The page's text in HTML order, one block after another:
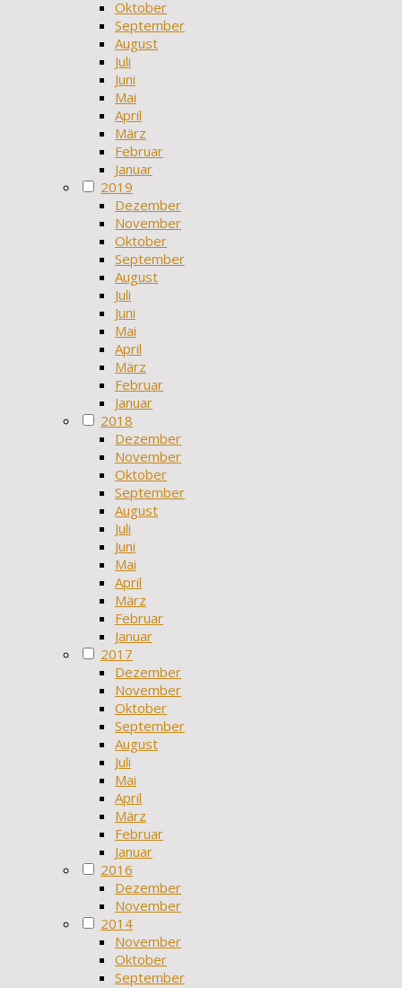
Oktober
September
August
Juli
Juni
Mai
April
März
Februar
Januar
2019
Dezember
November
Oktober
September
August
Juli
Juni
Mai
April
März
Februar
Januar
2018
Dezember
November
Oktober
September
August
Juli
Juni
Mai
April
März
Februar
Januar
2017
Dezember
November
Oktober
September
August
Juli
Mai
April
März
Februar
Januar
2016
Dezember
November
2014
November
Oktober
September